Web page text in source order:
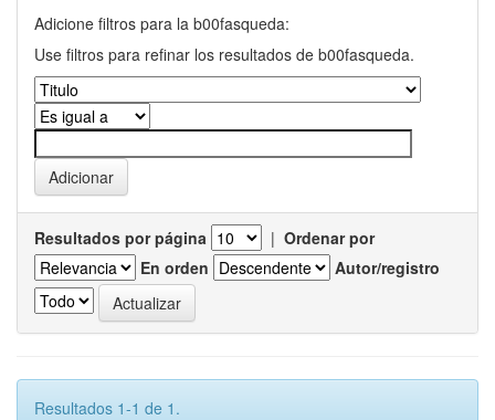
Adicione filtros para la b00fasqueda:
Use filtros para refinar los resultados de b00fasqueda.
Resultados por página | Ordenar por
En orden
Autor/registro
Resultados 1-1 de 1.